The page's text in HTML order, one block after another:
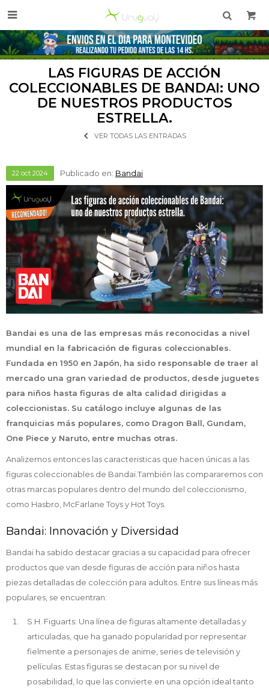

LAS FIGURAS DE ACCIÓN
COLECCIONABLES DE BANDAI: UNO
DE NUESTROS PRODUCTOS
ESTRELLA.
VER TODAS LAS ENTRADAS
22 oct 2024 Publicado en: Bandai
Bandai es una de las empresas más reconocidas a nivel
mundial en la fabricación de figuras coleccionables.
Fundada en 1950 en Japón, ha sido responsable de traer al
mercado una gran variedad de productos, desde juguetes
para niños hasta figuras de alta calidad dirigidas a
coleccionistas. Su catálogo incluye algunas de las
franquicias más populares, como Dragon Ball, Gundam,
One Piece y Naruto, entre muchas otras.
Analizemos entonces las caracteristicas que hacen únicas a las
figuras coleccionables de Bandai.También las compararemos con
otras marcas populares dentro del mundo del coleccionismo,
como Hasbro, McFarlane Toys y Hot Toys.
Bandai: Innovación y Diversidad
Bandai ha sabido destacar gracias a su capacidad para ofrecer
productos que van desde figuras de acción para niños hasta
piezas detalladas de colección para adultos. Entre sus líneas más
populares, se encuentran:
S.H. Figuarts: Una línea de figuras altamente detalladas y
articuladas, que ha ganado popularidad por representar
fielmente a personajes de anime, series de televisión y
películas. Estas figuras se destacan por su nivel de
posabilidad, lo que las convierte en una opción ideal tanto